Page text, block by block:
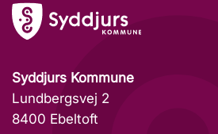
Syddjurs Kommune
Lundbergsvej 2
8400 Ebeltoft